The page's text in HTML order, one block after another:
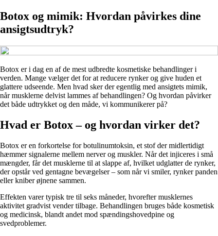
Botox og mimik: Hvordan påvirkes dine
ansigtsudtryk?
Botox er i dag en af de mest udbredte kosmetiske behandlinger i
verden. Mange vælger det for at reducere rynker og give huden et
glattere udseende. Men hvad sker der egentlig med ansigtets mimik,
når musklerne delvist lammes af behandlingen? Og hvordan påvirker
det både udtrykket og den måde, vi kommunikerer på?
Hvad er Botox – og hvordan virker det?
Botox er en forkortelse for botulinumtoksin, et stof der midlertidigt
hæmmer signalerne mellem nerver og muskler. Når det injiceres i små
mængder, får det musklerne til at slappe af, hvilket udglatter de rynker,
der opstår ved gentagne bevægelser – som når vi smiler, rynker panden
eller kniber øjnene sammen.
Effekten varer typisk tre til seks måneder, hvorefter musklernes
aktivitet gradvist vender tilbage. Behandlingen bruges både kosmetisk
og medicinsk, blandt andet mod spændingshovedpine og
svedproblemer.